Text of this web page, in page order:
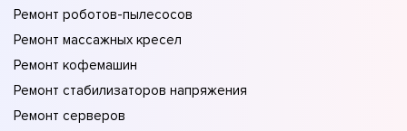
Ремонт роботов-пылесосов
Ремонт массажных кресел
Ремонт кофемашин
Ремонт стабилизаторов напряжения
Ремонт серверов